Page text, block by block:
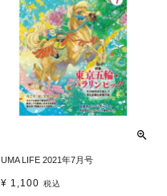
UMA LIFE 2021年7月号
¥ 1,100 税込